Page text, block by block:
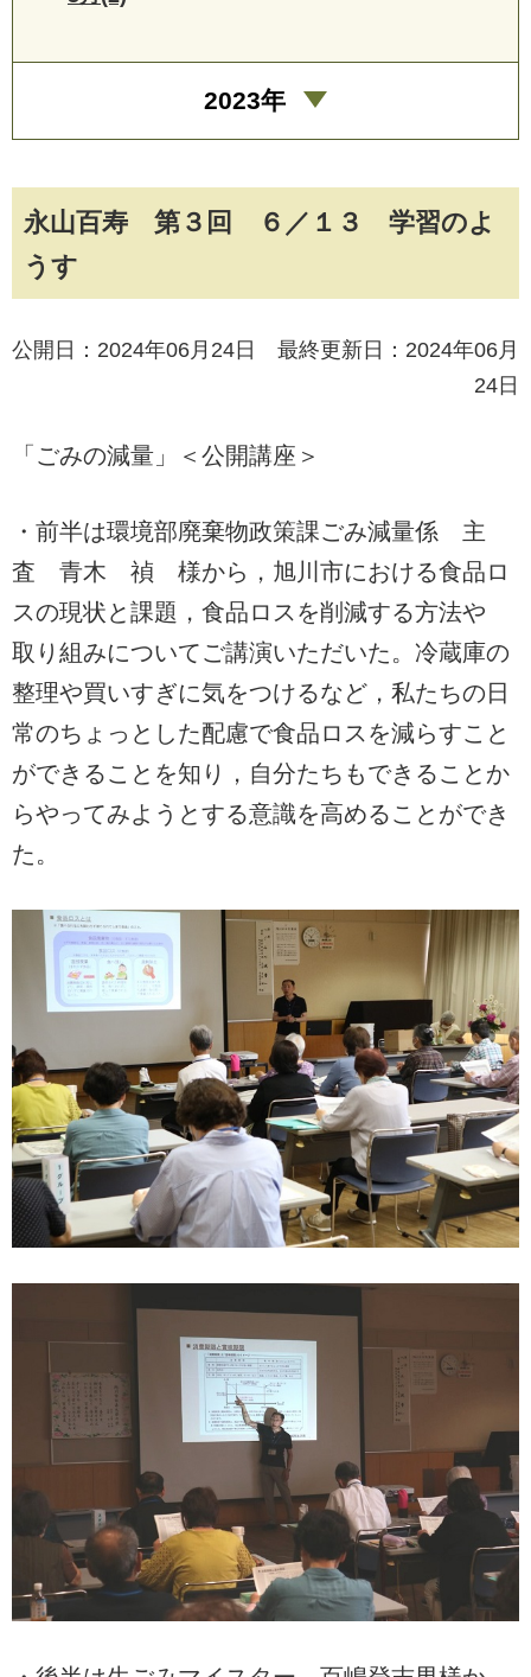
永山百寿 第３回 ６／１３ 学習のよ
うす
公開日：2024年06月24日 最終更新日：2024年06月
24日
「ごみの減量」＜公開講座＞
・前半は環境部廃棄物政策課ごみ減量係 主
査 青木 禎 様から，旭川市における食品ロ
スの現状と課題，食品ロスを削減する方法や
取り組みについてご講演いただいた。冷蔵庫の
整理や買いすぎに気をつけるなど，私たちの日
常のちょっとした配慮で食品ロスを減らすこと
ができることを知り，自分たちもできることか
らやってみようとする意識を高めることができ
た。
2023年